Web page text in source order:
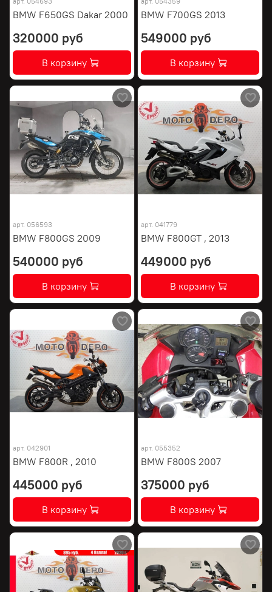
BMW F650GS Dakar 2000
320000 руб
В корзину
BMW F700GS 2013
549000 руб
В корзину
арт. 056593
BMW F800GS 2009
540000 руб
В корзину
арт. 041779
BMW F800GT , 2013
449000 руб
В корзину
арт. 042901
BMW F800R , 2010
445000 руб
В корзину
арт. 055352
BMW F800S 2007
375000 руб
В корзину